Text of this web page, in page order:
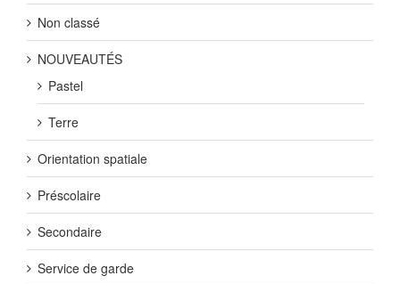
Non classé
NOUVEAUTÉS
Pastel
Terre
Orientation spatiale
Préscolaire
Secondaire
Service de garde